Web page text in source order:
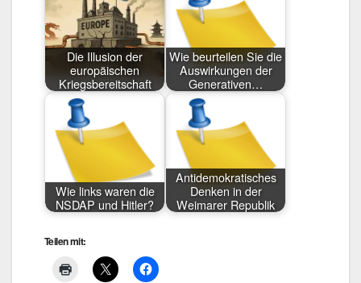
Die Illusion der
europäischen
Kriegsbereitschaft
Wie beurteilen Sie die
Auswirkungen der
Generativen…
Wie links waren die
NSDAP und Hitler?
Antidemokratisches
Denken in der
Weimarer Republik
Teilen mit: